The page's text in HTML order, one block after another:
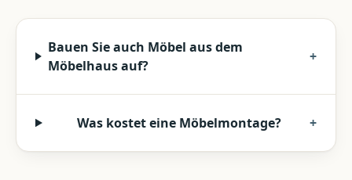
Bauen Sie auch Möbel aus dem
Möbelhaus auf?
+
Was kostet eine Möbelmontage? +